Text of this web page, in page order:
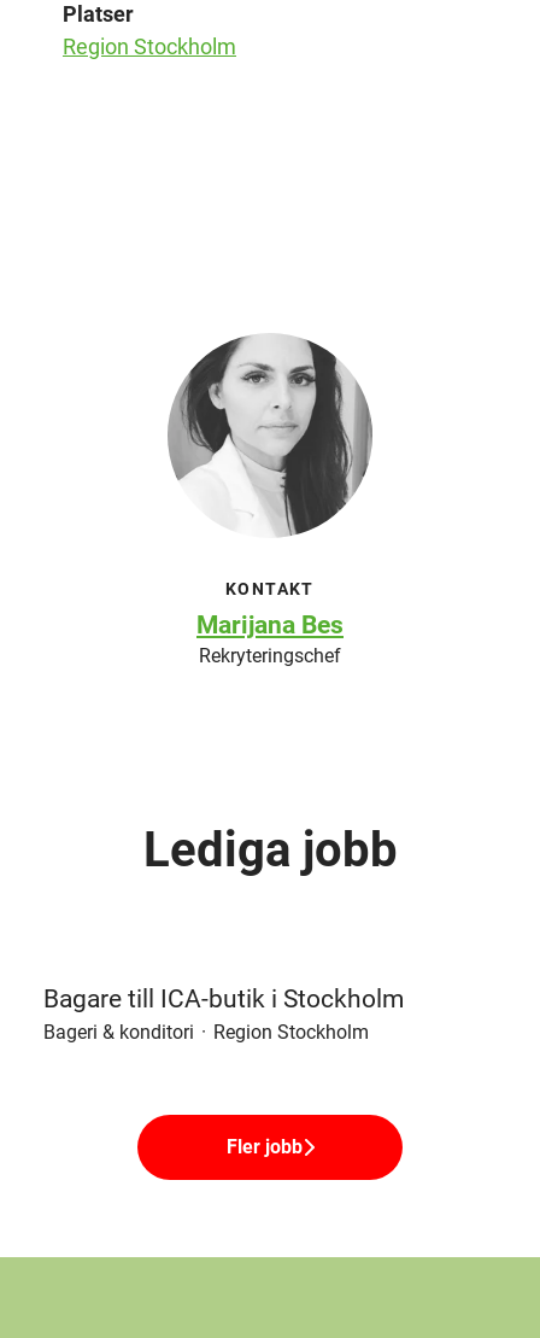
Platser
Region Stockholm
KONTAKT
Marijana Bes
Rekryteringschef
Lediga jobb
Bagare till ICA-butik i Stockholm
Bageri & konditori · Region Stockholm
Fler jobb